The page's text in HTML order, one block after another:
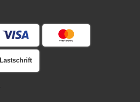
Lastschrift